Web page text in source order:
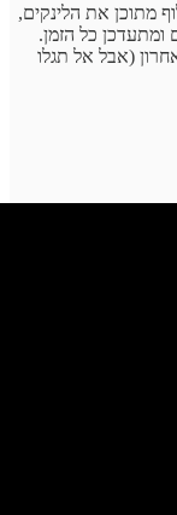
מתוכן את הלינקים,
ומתעדכן כל הזמן.
(אבל אל תגלו